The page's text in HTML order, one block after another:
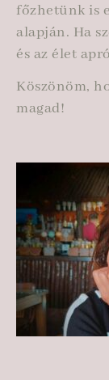
főzhetünk is
alapján. Ha
és az élet
Köszönöm,
magad!